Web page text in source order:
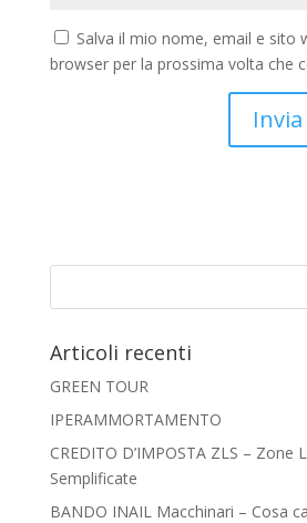
Salva il mio nome, email e sito
browser per la prossima volta che
Articoli recenti
GREEN TOUR
IPERAMMORTAMENTO
CREDITO D’IMPOSTA ZLS – Zone
Semplificate
BANDO INAIL Macchinari – Cosa